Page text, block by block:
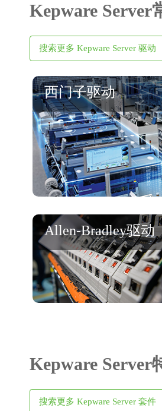
Kepware Server
搜索更多 Kepware Server 驱动
西门子驱动
Allen-Bradley驱动
Kepware Server
搜索更多 Kepware Server 套件